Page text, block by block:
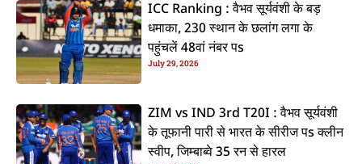
ICC Ranking : वैभव सूर्यवंशी के बड़
धमाका, 230 स्थान के छलांग लगा के
पहुंचलें 48वां नंबर पs
July 29, 2026
ZIM vs IND 3rd T20I : वैभव सूर्यवंशी
के तूफानी पारी से भारत के सीरीज पs क्लीन
स्वीप, जिम्बाब्वे 35 रन से हारल